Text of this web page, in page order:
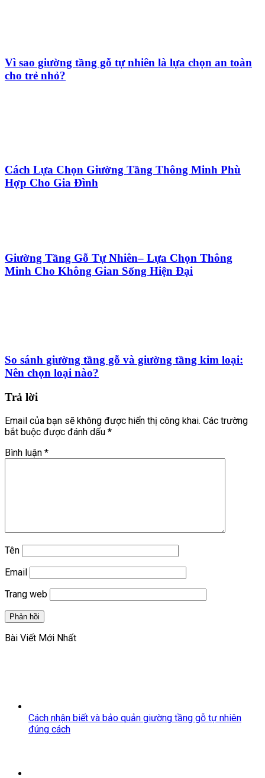
Vì sao giường tầng gỗ tự nhiên là lựa chọn an toàn
cho trẻ nhỏ?
Cách Lựa Chọn Giường Tầng Thông Minh Phù
Hợp Cho Gia Đình
Giường Tầng Gỗ Tự Nhiên– Lựa Chọn Thông
Minh Cho Không Gian Sống Hiện Đại
So sánh giường tầng gỗ và giường tầng kim loại:
Nên chọn loại nào?
Trả lời
Email của bạn sẽ không được hiển thị công khai. Các trường
bắt buộc được đánh dấu *
Bình luận *
Tên
Email
Trang web
Bài Viết Mới Nhất
Cách nhận biết và bảo quản giường tầng gỗ tự nhiên
đúng cách